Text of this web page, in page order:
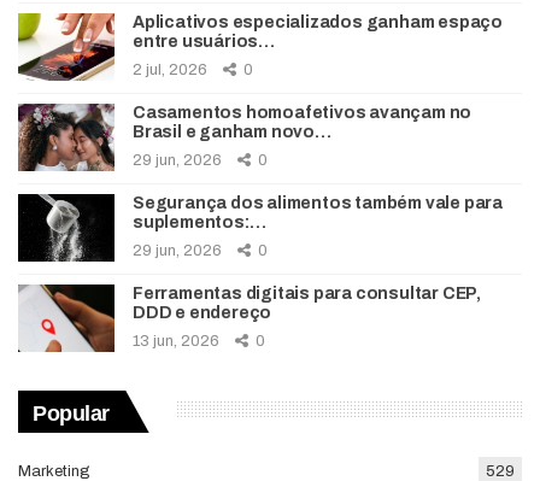
Aplicativos especializados ganham espaço
entre usuários…
2 jul, 2026 0
Casamentos homoafetivos avançam no
Brasil e ganham novo…
29 jun, 2026 0
Segurança dos alimentos também vale para
suplementos:…
29 jun, 2026 0
Ferramentas digitais para consultar CEP,
DDD e endereço
13 jun, 2026 0
Popular
Marketing 529